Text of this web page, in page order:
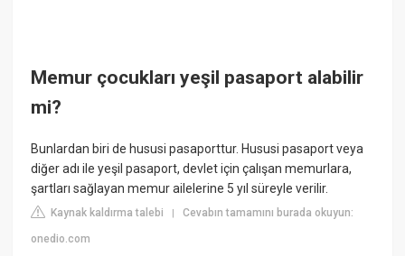
Memur çocukları yeşil pasaport alabilir
mi?
Bunlardan biri de hususi pasaporttur. Hususi pasaport veya
diğer adı ile yeşil pasaport, devlet için çalışan memurlara,
şartları sağlayan memur ailelerine 5 yıl süreyle verilir.
Kaynak kaldırma talebi |Cevabın tamamını burada okuyun:
onedio.com